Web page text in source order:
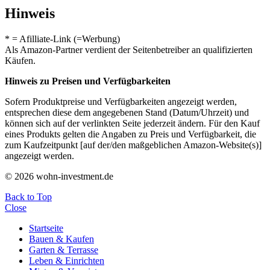
Hinweis
* = Afilliate-Link (=Werbung)
Als Amazon-Partner verdient der Seitenbetreiber an qualifizierten
Käufen.
Hinweis zu Preisen und Verfügbarkeiten
Sofern Produktpreise und Verfügbarkeiten angezeigt werden,
entsprechen diese dem angegebenen Stand (Datum/Uhrzeit) und
können sich auf der verlinkten Seite jederzeit ändern. Für den Kauf
eines Produkts gelten die Angaben zu Preis und Verfügbarkeit, die
zum Kaufzeitpunkt [auf der/den maßgeblichen Amazon-Website(s)]
angezeigt werden.
© 2026 wohn-investment.de
Back to Top
Close
Startseite
Bauen & Kaufen
Garten & Terrasse
Leben & Einrichten